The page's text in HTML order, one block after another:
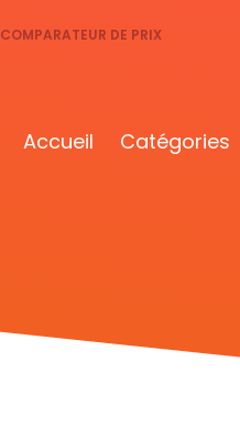
COMPARATEUR DE PRIX
Accueil Catégories